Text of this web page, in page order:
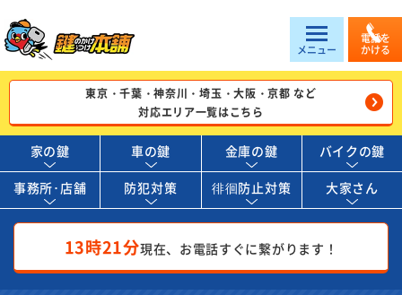
メニュー
電話を
かける
東京・千葉・神奈川・埼玉・大阪・京都 など
対応エリア一覧はこちら
家の鍵 車の鍵 金庫の鍵 バイクの鍵
事務所･店舗 防犯対策 徘徊防止対策 大家さん
13時21分現在、お電話すぐに繋がります！